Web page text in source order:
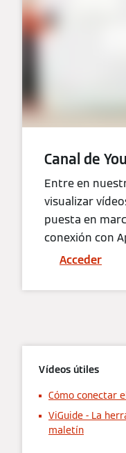
Canal de
Entre en
visualizar
puesta en
conexión con
Acceder
Vídeos útiles
Cómo conectar
ViGuide - La
maletín